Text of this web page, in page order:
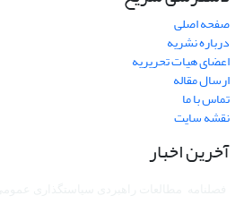
صفحه اصلی
درباره نشریه
اعضای هیات تحریریه
ارسال مقاله
تماس با ما
نقشه سایت
آخرین اخبار